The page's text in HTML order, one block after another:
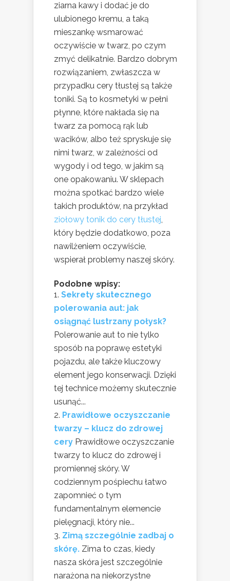
ziarna kawy i dodać je do
ulubionego kremu, a taką
mieszankę wsmarować
oczywiście w twarz, po czym
zmyć delikatnie. Bardzo dobrym
rozwiązaniem, zwłaszcza w
przypadku cery tłustej są także
toniki. Są to kosmetyki w pełni
płynne, które nakłada się na
twarz za pomocą rąk lub
wacików, albo też spryskuje się
nimi twarz, w zależności od
wygody i od tego, w jakim są
one opakowaniu. W sklepach
można spotkać bardzo wiele
takich produktów, na przykład
ziołowy tonik do cery tłustej,
który będzie dodatkowo, poza
nawilżeniem oczywiście,
wspierał problemy naszej skóry.
Podobne wpisy:
Sekrety skutecznego
polerowania aut: jak
osiągnąć lustrzany połysk?
Polerowanie aut to nie tylko
sposób na poprawę estetyki
pojazdu, ale także kluczowy
element jego konserwacji. Dzięki
tej technice możemy skutecznie
usunąć...
Prawidłowe oczyszczanie
twarzy – klucz do zdrowej
cery Prawidłowe oczyszczanie
twarzy to klucz do zdrowej i
promiennej skóry. W
codziennym pośpiechu łatwo
zapomnieć o tym
fundamentalnym elemencie
pielęgnacji, który nie...
Zimą szczególnie zadbaj o
skórę. Zima to czas, kiedy
nasza skóra jest szczególnie
narażona na niekorzystne